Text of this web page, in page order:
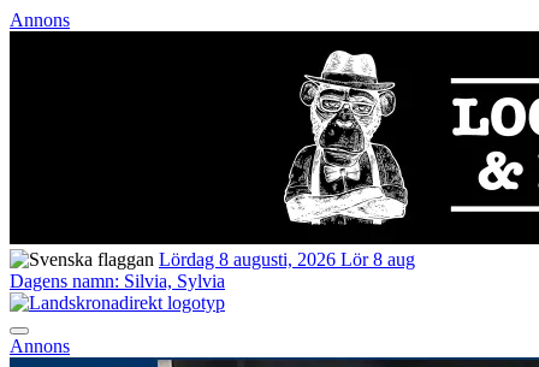
Annons
Lördag 8 augusti, 2026 Lör 8 aug
Dagens namn: Silvia, Sylvia
Annons